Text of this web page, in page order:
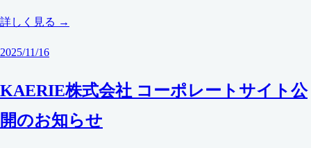
詳しく見る →
2025/11/16
KAERIE株式会社 コーポレートサイト公
開のお知らせ